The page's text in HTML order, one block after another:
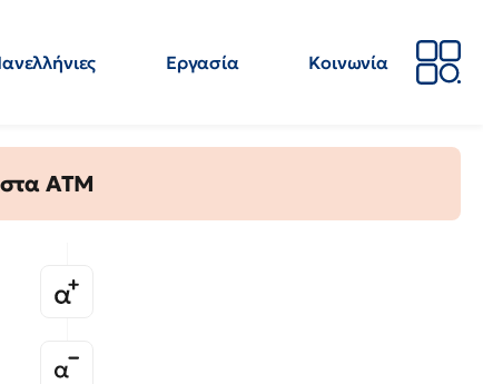
Εργασία
Κοινωνία
στα ΑΤΜ